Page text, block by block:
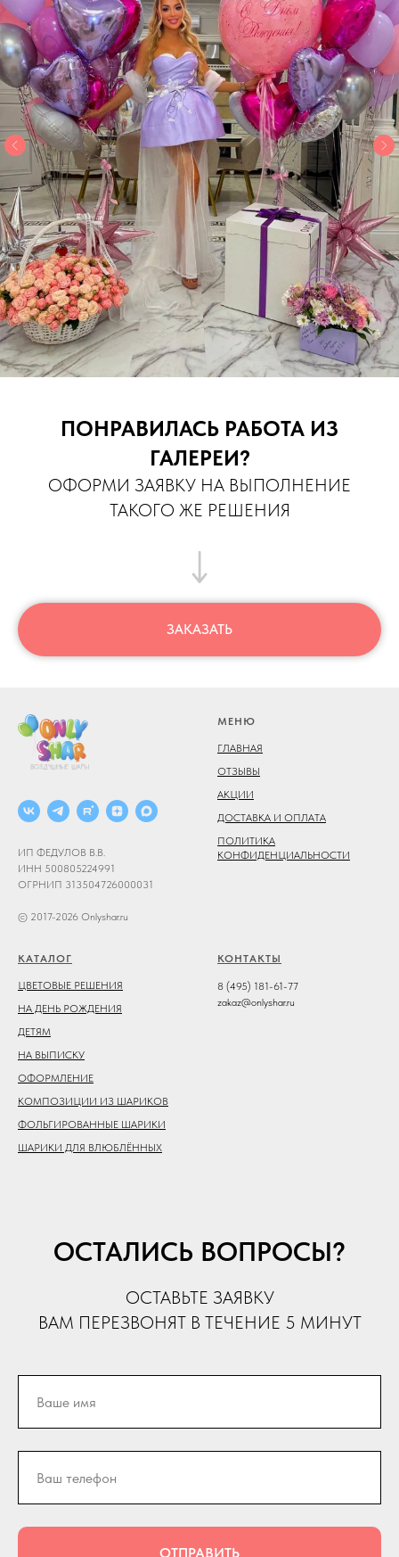
ПОНРАВИЛАСЬ РАБОТА ИЗ
ГАЛЕРЕИ?
ОФОРМИ ЗАЯВКУ НА ВЫПОЛНЕНИЕ
ТАКОГО ЖЕ РЕШЕНИЯ
ЗАКАЗАТЬ
ИП ФЕДУЛОВ В.В.
ИНН 500805224991
ОГРНИП 313504726000031
© 2017-2026 Onlyshar.ru
МЕНЮ
ГЛАВНАЯ
ОТЗЫВЫ
АКЦИИ
ДОСТАВКА И ОПЛАТА
ПОЛИТИКА
КОНФИДЕНЦИАЛЬНОСТИ
КАТАЛОГ
ЦВЕТОВЫЕ РЕШЕНИЯ
НА ДЕНЬ РОЖДЕНИЯ
ДЕТЯМ
НА ВЫПИСКУ
ОФОРМЛЕНИЕ
КОМПОЗИЦИИ ИЗ ШАРИКОВ
ФОЛЬГИРОВАННЫЕ ШАРИКИ
ШАРИКИ ДЛЯ ВЛЮБЛЁННЫХ
КОНТАКТЫ
8 (495) 181-61-77
zakaz@onlyshar.ru
ОСТАЛИСЬ ВОПРОСЫ?
ОСТАВЬТЕ ЗАЯВКУ
ВАМ ПЕРЕЗВОНЯТ В ТЕЧЕНИЕ 5 МИНУТ
ОТПРАВИТЬ